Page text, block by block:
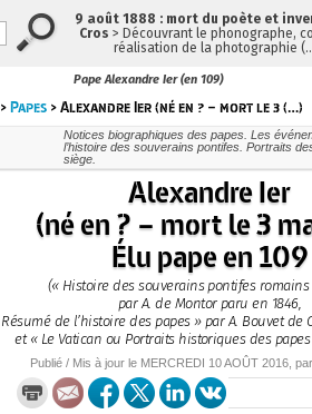
Pape Alexandre Ier (en 109)
>Papes > Alexandre Ier (né en ? – mort le 3 (…)
Notices biographiques des papes. Les
l’histoire des souverains pontifes. Portraits
siège.
Alexandre Ier
(né en ? – mort le 3
Élu pape en 109
(« Histoire des souverains pontifes romains
par A. de Montor paru en 1846,
de l’histoire des papes » par A. Bouvet de
et « Le Vatican ou Portraits historiques des papes
Publié / Mis à jour le MERCREDI 10 AOÛT 2016 ,
9 août 1888 : mort du poète et
Cros > Découvrant le phonographe,
réalisation de la photographie